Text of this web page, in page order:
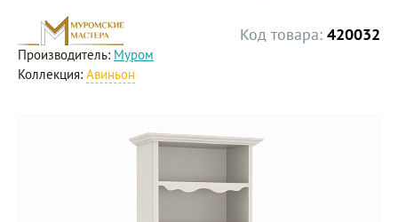
Код товара: 420032
Производитель: Муром
Коллекция: Авиньон